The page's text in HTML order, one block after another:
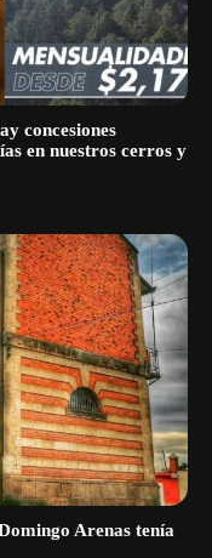
concesiones
en nuestros cerros y
Arenas tenía